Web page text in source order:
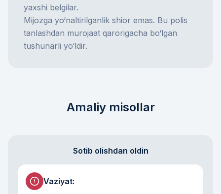
yaxshi belgilar.
Mijozga yo‘naltirilganlik shior emas. Bu polis
tanlashdan murojaat qarorigacha bo‘lgan
tushunarli yo‘ldir.
Amaliy misollar
Sotib olishdan oldin
Vaziyat: